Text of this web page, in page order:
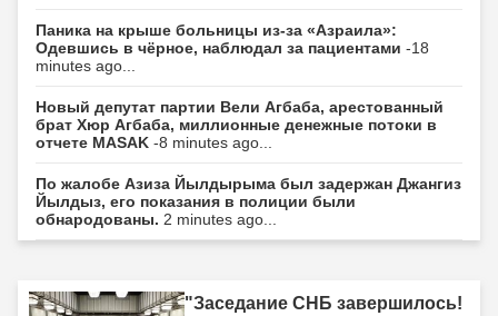
Паника на крыше больницы из-за «Азраила»:
Одевшись в чёрное, наблюдал за пациентами -18
minutes ago...
Новый депутат партии Вели Агбаба, арестованный
брат Хюр Агбаба, миллионные денежные потоки в
отчете MASAK -8 minutes ago...
По жалобе Азиза Йылдырыма был задержан Джангиз
Йылдыз, его показания в полиции были
обнародованы. 2 minutes ago...
"Заседание СНБ завершилось!